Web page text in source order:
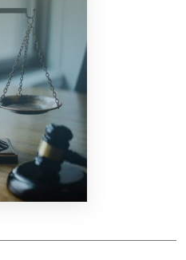
+370 667 80 541